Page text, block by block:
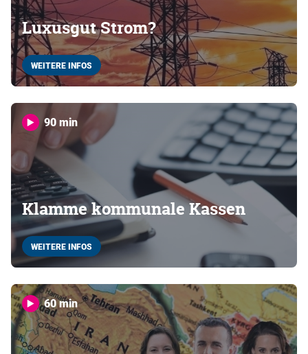
Luxusgut Strom?
WEITERE INFOS
90 min
Klamme kommunale Kassen
WEITERE INFOS
60 min